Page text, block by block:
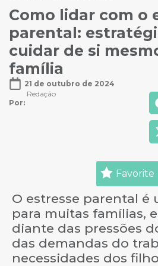
Como lidar com o
parental:
cuidar de si
família
21 de outubro de 2024
Por:
Redação
Favorite
O estresse parental é
para muitas famílias,
diante das pressões
das demandas do
necessidades dos